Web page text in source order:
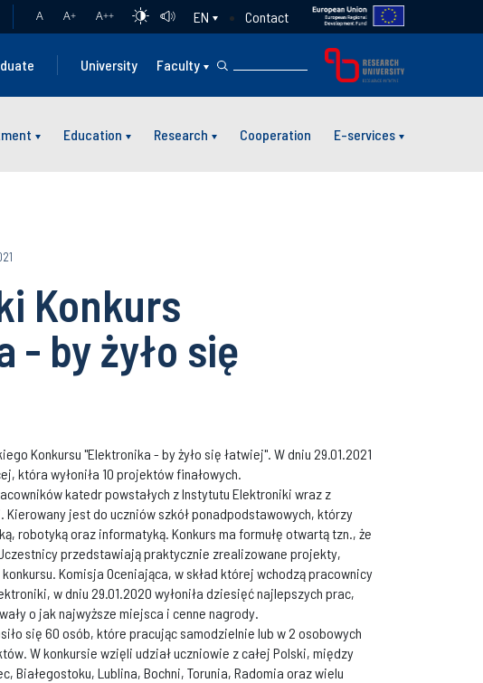
A A+ A++ EN Contact
University Faculty
Education Research Cooperation E-services
Konkurs
- by żyło się
Konkursu "Elektronika - by żyło się łatwiej". W dniu 29.01.2021
która wyłoniła 10 projektów finałowych.
katedr powstałych z Instytutu Elektroniki wraz z
Kierowany jest do uczniów szkół ponadpodstawowych, którzy
robotyką oraz informatyką. Konkurs ma formułę otwartą tzn., że
przedstawiają praktycznie zrealizowane projekty,
Komisja Oceniająca, w skład której wchodzą pracownicy
w dniu 29.01.2020 wyłoniła dziesięć najlepszych prac,
o jak najwyższe miejsca i cenne nagrody.
się 60 osób, które pracując samodzielnie lub w 2 osobowych
W konkursie wzięli udział uczniowie z całej Polski, między
Białegostoku, Lublina, Bochni, Torunia, Radomia oraz wielu